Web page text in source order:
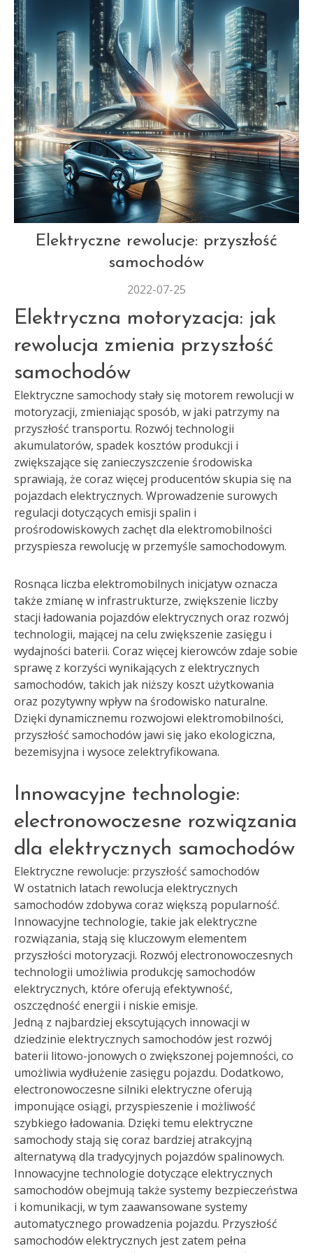
MOTORYZACJA
Elektryczne rewolucje: przyszłość
samochodów
2022-07-25
Elektryczna motoryzacja: jak
rewolucja zmienia przyszłość
samochodów
Elektryczne samochody stały się motorem rewolucji w
motoryzacji, zmieniając sposób, w jaki patrzymy na
przyszłość transportu. Rozwój technologii
akumulatorów, spadek kosztów produkcji i
zwiększające się zanieczyszczenie środowiska
sprawiają, że coraz więcej producentów skupia się na
pojazdach elektrycznych. Wprowadzenie surowych
regulacji dotyczących emisji spalin i
prośrodowiskowych zachęt dla elektromobilności
przyspiesza rewolucję w przemyśle samochodowym.
Rosnąca liczba elektromobilnych inicjatyw oznacza
także zmianę w infrastrukturze, zwiększenie liczby
stacji ładowania pojazdów elektrycznych oraz rozwój
technologii, mającej na celu zwiększenie zasięgu i
wydajności baterii. Coraz więcej kierowców zdaje sobie
sprawę z korzyści wynikających z elektrycznych
samochodów, takich jak niższy koszt użytkowania
oraz pozytywny wpływ na środowisko naturalne.
Dzięki dynamicznemu rozwojowi elektromobilności,
przyszłość samochodów jawi się jako ekologiczna,
bezemisyjna i wysoce zelektryfikowana.
Innowacyjne technologie:
electronowoczesne rozwiązania
dla elektrycznych samochodów
Elektryczne rewolucje: przyszłość samochodów
W ostatnich latach rewolucja elektrycznych
samochodów zdobywa coraz większą popularność.
Innowacyjne technologie, takie jak elektryczne
rozwiązania, stają się kluczowym elementem
przyszłości motoryzacji. Rozwój electronowoczesnych
technologii umożliwia produkcję samochodów
elektrycznych, które oferują efektywność,
oszczędność energii i niskie emisje.
Jedną z najbardziej ekscytujących innowacji w
dziedzinie elektrycznych samochodów jest rozwój
baterii litowo-jonowych o zwiększonej pojemności, co
umożliwia wydłużenie zasięgu pojazdu. Dodatkowo,
electronowoczesne silniki elektryczne oferują
imponujące osiągi, przyspieszenie i możliwość
szybkiego ładowania. Dzięki temu elektryczne
samochody stają się coraz bardziej atrakcyjną
alternatywą dla tradycyjnych pojazdów spalinowych.
Innowacyjne technologie dotyczące elektrycznych
samochodów obejmują także systemy bezpieczeństwa
i komunikacji, w tym zaawansowane systemy
automatycznego prowadzenia pojazdu. Przyszłość
samochodów elektrycznych jest zatem pełna